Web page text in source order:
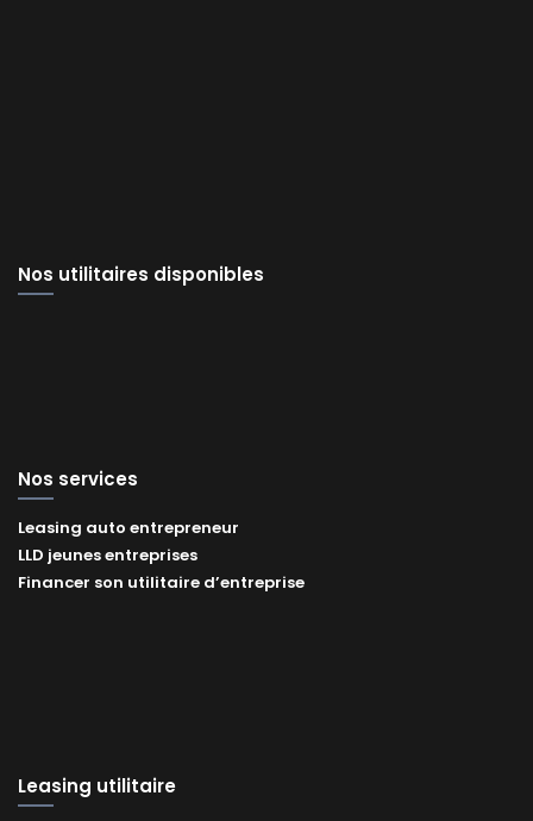
Nos utilitaires disponibles
Nos services
Leasing auto entrepreneur
LLD jeunes entreprises
Financer son utilitaire d’entreprise
Leasing utilitaire